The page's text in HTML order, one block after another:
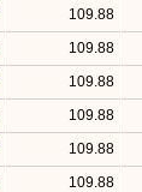
109.88
109.88
109.88
109.88
109.88
109.88